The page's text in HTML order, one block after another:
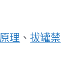
理 、拔罐禁